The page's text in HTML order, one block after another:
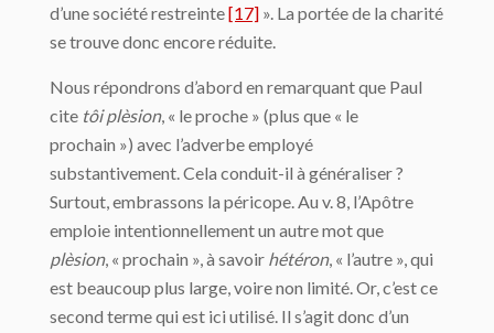
d’une société restreinte[17] ». La portée de la charité
se trouve donc encore réduite.
Nous répondrons d’abord en remarquant que Paul
cite tôi plèsion, « le proche » (plus que « le
prochain ») avec l’adverbe employé
substantivement. Cela conduit-il à généraliser ?
Surtout, embrassons la péricope. Au v. 8, l’Apôtre
emploie intentionnellement un autre mot que
plèsion, « prochain », à savoir hétéron, « l’autre », qui
est beaucoup plus large, voire non limité. Or, c’est ce
second terme qui est ici utilisé. Il s’agit donc d’un